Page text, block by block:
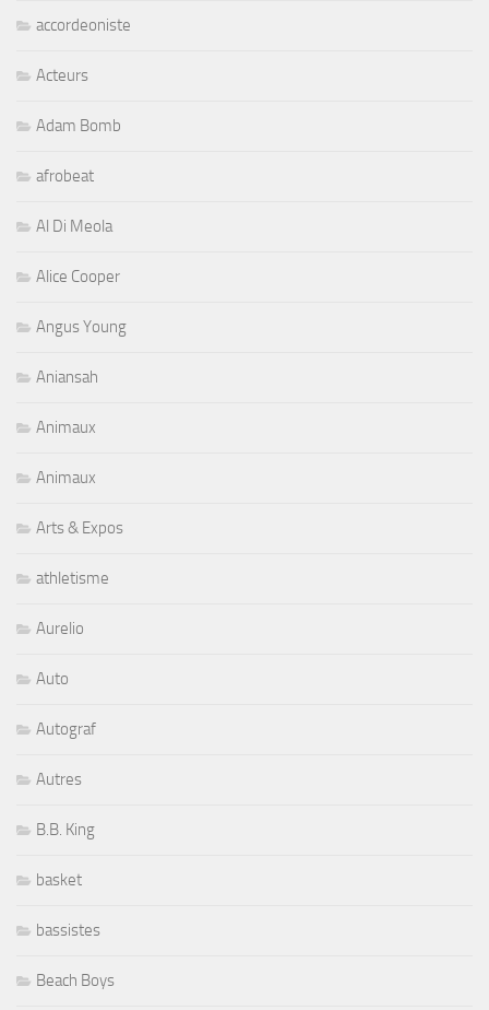
accordeoniste
Acteurs
Adam Bomb
afrobeat
Al Di Meola
Alice Cooper
Angus Young
Aniansah
Animaux
Animaux
Arts & Expos
athletisme
Aurelio
Auto
Autograf
Autres
B.B. King
basket
bassistes
Beach Boys